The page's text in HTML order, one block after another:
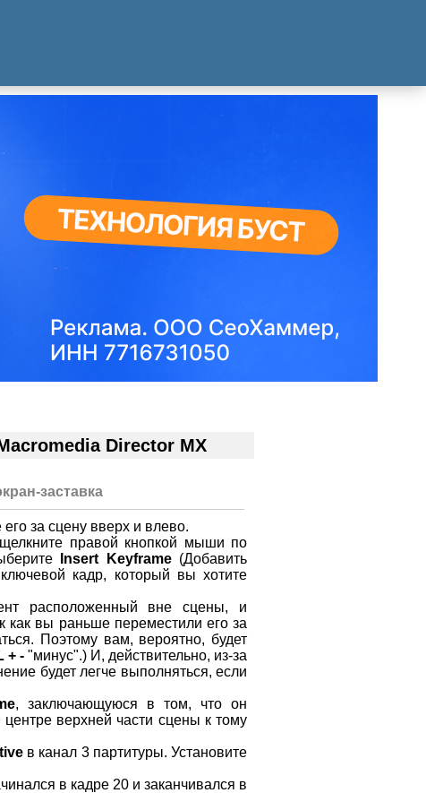
Director MX
заставка
за сцену вверх и влево.
правой кнопкой мыши по
Insert Keyframe(Добавить
кадр, который вы хотите
расположенный вне сцены, и
как вы раньше переместили его за
Поэтому вам, вероятно, будет
+ -"минус".) И, действительно, из-за
будет легче выполняться, если
, заключающуюся в том, что он
верхней части сцены к тому
в канал 3 партитуры. Установите
в кадре 20 и заканчивался в